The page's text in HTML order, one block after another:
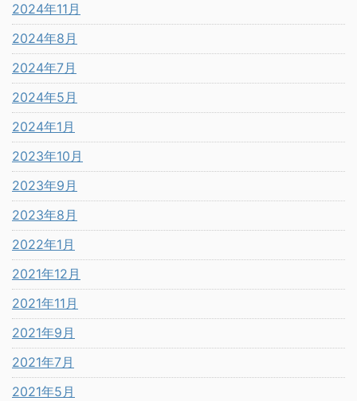
2024年11月
2024年8月
2024年7月
2024年5月
2024年1月
2023年10月
2023年9月
2023年8月
2022年1月
2021年12月
2021年11月
2021年9月
2021年7月
2021年5月